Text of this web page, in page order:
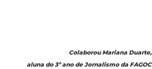
Colaborou Mariana Duarte,
aluna do 3º ano de Jornalismo da FAGOC